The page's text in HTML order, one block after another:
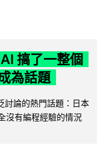
搞了一整個
為話題
討論的熱門話題：日本
沒有編程經驗的情況